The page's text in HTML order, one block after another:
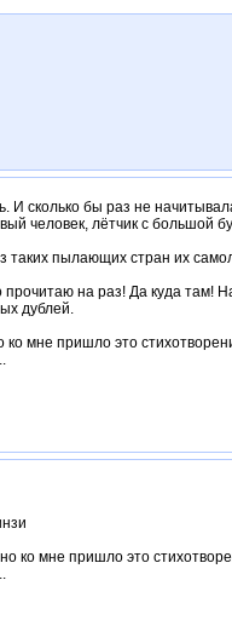
И сколько бы раз не
человек, лётчик с большой
пылающих стран их
прочитаю на раз! Да куда там!
дублей.
ко мне пришло это
ко мне пришло это